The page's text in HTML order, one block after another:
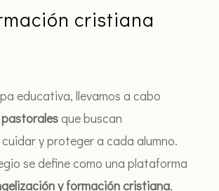
cristiana
educativa, llevamos a cabo
que buscan
y proteger a cada alumno.
se define como una plataforma
y formación cristiana,